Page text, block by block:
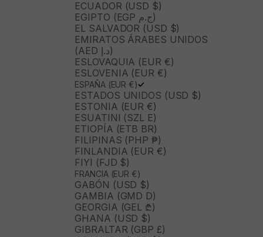
ECUADOR (USD $)
EGIPTO (EGP ج.م)
EL SALVADOR (USD $)
EMIRATOS ÁRABES UNIDOS
(AED د.إ)
ESLOVAQUIA (EUR €)
ESLOVENIA (EUR €)
ESPAÑA (EUR €)
ESTADOS UNIDOS (USD $)
ESTONIA (EUR €)
ESUATINI (SZL E)
ETIOPÍA (ETB BR)
FILIPINAS (PHP ₱)
FINLANDIA (EUR €)
FIYI (FJD $)
FRANCIA (EUR €)
GABÓN (USD $)
GAMBIA (GMD D)
GEORGIA (GEL ₾)
GHANA (USD $)
GIBRALTAR (GBP £)